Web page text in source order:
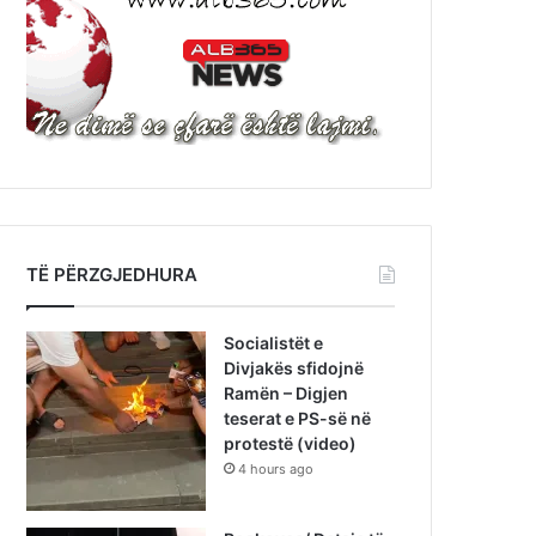
TË PËRZGJEDHURA
Socialistët e
Divjakës sfidojnë
Ramën – Digjen
teserat e PS-së në
protestë (video)
4 hours ago